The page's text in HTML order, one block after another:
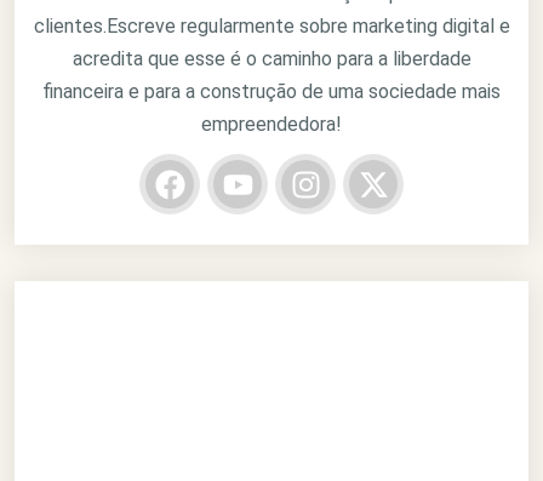
clientes.Escreve regularmente sobre marketing digital e
acredita que esse é o caminho para a liberdade
financeira e para a construção de uma sociedade mais
empreendedora!